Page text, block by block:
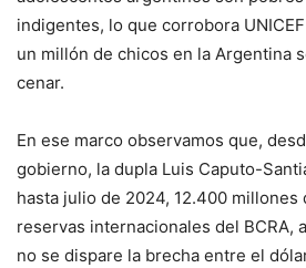
indigentes, lo que corrobora
un millón de chicos en la Argentina
cenar.
En ese marco observamos que,
gobierno, la dupla Luis Caputo-
hasta julio de 2024, 12.400 millones
reservas internacionales del BCRA,
no se dispare la brecha entre el